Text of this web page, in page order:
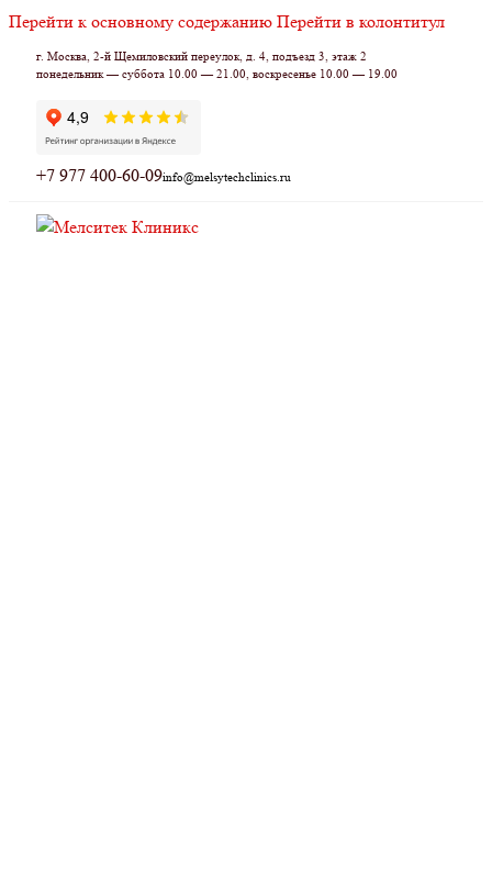
Перейти к основному содержанию Перейти в колонтитул
г. Москва, 2-й Щемиловский переулок, д. 4, подъезд 3, этаж 2
понедельник — суббота 10.00 — 21.00, воскресенье 10.00 — 19.00
+7 977 400-60-09info@melsytechclinics.ru